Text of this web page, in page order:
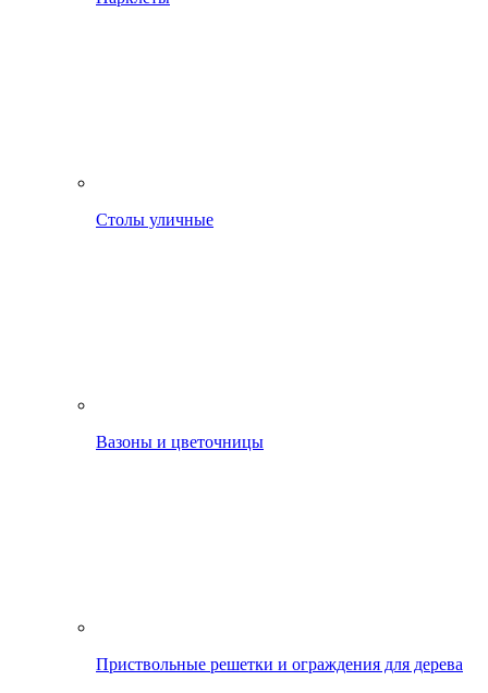
Столы уличные
Вазоны и цветочницы
Приствольные решетки и ограждения для дерева